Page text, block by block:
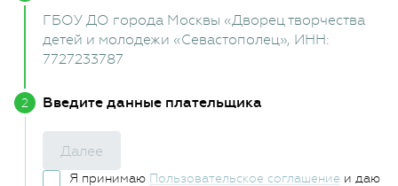
ГБОУ ДО города Москвы «Дворец творчества
детей и молодежи «Севастополец», ИНН:
7727233787
Введите данные плательщика
Далее
Я принимаю Пользовательское соглашение и даю